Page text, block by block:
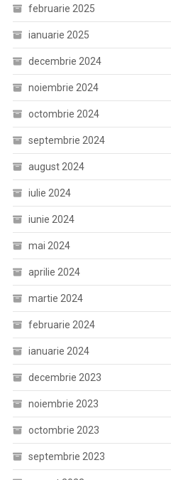
februarie 2025
ianuarie 2025
decembrie 2024
noiembrie 2024
octombrie 2024
septembrie 2024
august 2024
iulie 2024
iunie 2024
mai 2024
aprilie 2024
martie 2024
februarie 2024
ianuarie 2024
decembrie 2023
noiembrie 2023
octombrie 2023
septembrie 2023